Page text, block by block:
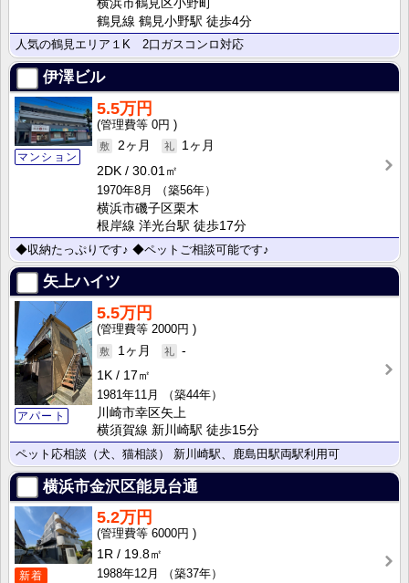
横浜市鶴見区小野町
鶴見線 鶴見小野駅 徒歩4分
人気の鶴見エリア１K 2口ガスコンロ対応
伊澤ビル
マンション
5.5万円
0円
2ヶ月
1ヶ月
2DK
30.01㎡
1970年8月
（築56年）
横浜市磯子区栗木
根岸線 洋光台駅 徒歩17分
◆収納たっぷりです♪ ◆ペットご相談可能です♪
矢上ハイツ
アパート
5.5万円
2000円
1ヶ月
-
1K
17㎡
1981年11月
（築44年）
川崎市幸区矢上
横須賀線 新川崎駅 徒歩15分
ペット応相談（犬、猫相談） 新川崎駅、鹿島田駅両駅利用可
横浜市金沢区能見台通
新着
5.2万円
6000円
1R
19.8㎡
1988年12月
（築37年）